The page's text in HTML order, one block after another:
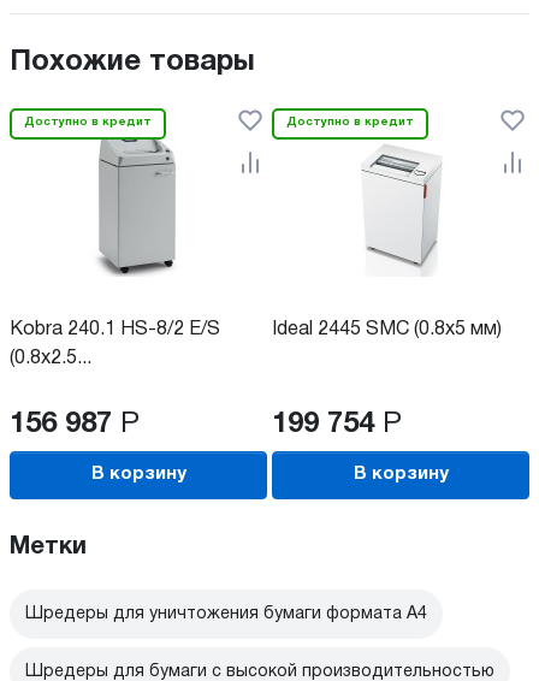
Похожие товары
Доступно в кредит
Kobra 240.1 HS-8/2 E/S
(0.8x2.5...
156 987 Р
В корзину
Доступно в кредит
Ideal 2445 SMC (0.8x5 мм)
199 754 Р
В корзину
Метки
Шредеры для уничтожения бумаги формата А4
Шредеры для бумаги с высокой производительностью